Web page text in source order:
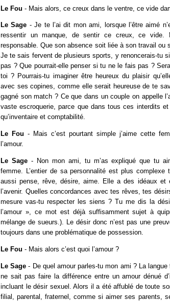
Le Fou - Mais alors, ce creux dans le ventre, ce vide
Le Sage - Je te l’ai dit mon ami, lorsque l’être aimé
ressentir un manque, de sentir ce creux, ce vide.
responsable. Que son absence soit liée à son travail ou
Je te sais fervent de plusieurs sports, y renoncerais-tu
pas ? Que pourrait-elle penser si tu ne le fais pas ?
toi ? Pourrais-tu imaginer être heureux du plaisir
avec ses copines, comme elle serait heureuse de te
gagné son match ? Ce que dans un couple on appelle
vaste escroquerie, parce que dans tous ces interdits
qu’inventaire et comptabilité.
Le Fou - Mais c’est pourtant simple j’aime cette
l’amour.
Le Sage- Non mon ami, tu m’as expliqué que tu
femme. L’entier de sa personnalité est plus complexe
aussi pense, rêve, désire, aime. Elle a des idéaux et
l’avenir. Quelles concordances avec tes rêves, tes
mesure vas-tu respecter les siens ? Tu me dis la
l’amour », ce mot est déjà suffisamment sujet à
mélange de sueurs.). Le désir donc n’est pas une
toujours dans une problématique de possession.
Le Fou - Mais alors c’est quoi l’amour ?
Le Sage - De quel amour parles-tu mon ami ? La
ne sait pas faire la différence entre un amour dénué
incluant le désir sexuel. Alors il a été affublé de toute
filial, parental, fraternel, comme si aimer ses parents,